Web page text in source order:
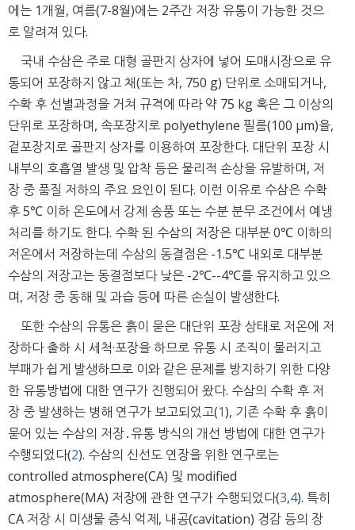
에는 1개월, 여름(7-8월)에는 2주간 저장 유통이 가능한 것으
로 알려져 있다.
국내 수삼은 주로 대형 골판지 상자에 넣어 도매시장으로 유
통되어 포장하지 않고 채(또는 차, 750 g) 단위로 소매되거나,
수확 후 선별과정을 거쳐 규격에 따라 약 75 kg 혹은 그 이상의
단위로 포장하며, 속포장지로 polyethylene 필름(100 μm)을,
겉포장지로 골판지 상자를 이용하여 포장한다. 대단위 포장 시
내부의 호흡열 발생 및 압착 등은 물리적 손상을 유발하며, 저
장 중 품질 저하의 주요 요인이 된다. 이런 이유로 수삼은 수확
후 5℃ 이하 온도에서 강제 송풍 또는 수분 분무 조건에서 예냉
처리를 하기도 한다. 수확 된 수삼의 저장은 대부분 0℃ 이하의
저온에서 저장하는데 수삼의 동결점은 -1.5℃ 내외로 대부분
수삼의 저장고는 동결점보다 낮은 -2℃--4℃를 유지하고 있으
며, 저장 중 동해 및 과습 등에 따른 손실이 발생한다.
또한 수삼의 유통은 흙이 묻은 대단위 포장 상태로 저온에 저
장하다 출하 시 세척·포장을 하므로 유통 시 조직이 물러지고
부패가 쉽게 발생하므로 이와 같은 문제를 방지하기 위한 다양
한 유통방법에 대한 연구가 진행되어 왔다. 수삼의 수확 후 저
장 중 발생하는 병해 연구가 보고되었고(1), 기존 수확 후 흙이
묻어 있는 수삼의 저장․유통 방식의 개선 방법에 대한 연구가
수행되었다(2). 수삼의 신선도 연장을 위한 연구로는
controlled atmosphere(CA) 및 modified
atmosphere(MA) 저장에 관한 연구가 수행되었다(3,4). 특히
CA 저장 시 미생물 증식 억제, 내공(cavitation) 경감 등의 장